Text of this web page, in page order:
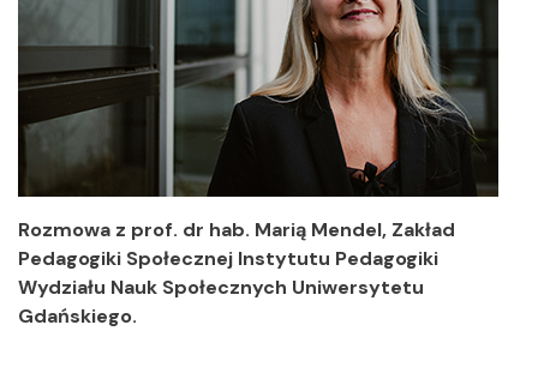
Rozmowa z prof. dr hab. Marią Mendel, Zakład
Pedagogiki Społecznej Instytutu Pedagogiki
Wydziału Nauk Społecznych Uniwersytetu
Gdańskiego.